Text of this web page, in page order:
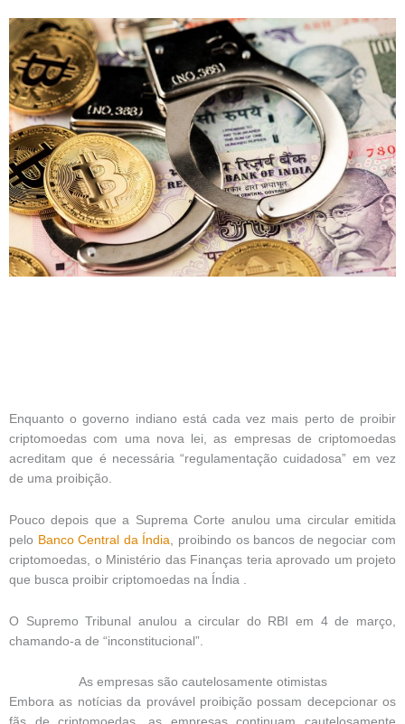
Enquanto o governo indiano está cada vez mais perto de proibir
criptomoedas com uma nova lei, as empresas de criptomoedas
acreditam que é necessária “regulamentação cuidadosa” em vez
de uma proibição.
Pouco depois que a Suprema Corte anulou uma circular emitida
pelo Banco Central da Índia , proibindo os bancos de negociar com
criptomoedas, o Ministério das Finanças teria aprovado um projeto
que busca proibir criptomoedas na Índia .
O Supremo Tribunal anulou a circular do RBI em 4 de março,
chamando-a de “inconstitucional”.
As empresas são cautelosamente otimistas
Embora as notícias da provável proibição possam decepcionar os